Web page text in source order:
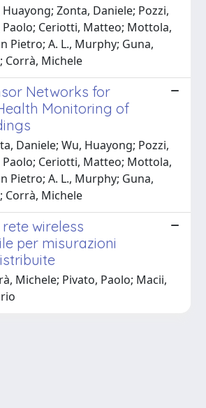
Huayong; Zonta, Daniele; Pozzi,
Ceriotti, Matteo; Mottola,
Pietro; A. L., Murphy; Guna,
Corrà, Michele
Networks for
Monitoring of
Daniele; Wu, Huayong; Pozzi,
Ceriotti, Matteo; Mottola,
Pietro; A. L., Murphy; Guna,
Corrà, Michele
rete wireless
per misurazioni
Michele; Pivato, Paolo; Macii,